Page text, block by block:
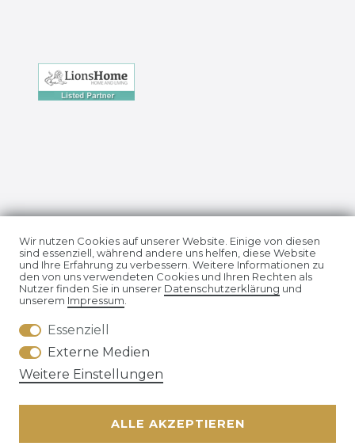
Impressum Daten­schutz­erklärung
AGB
Wir nutzen Cookies auf unserer Website. Einige von diesen
sind essenziell, während andere uns helfen, diese Website
und Ihre Erfahrung zu verbessern. Weitere Informationen zu
den von uns verwendeten Cookies und Ihren Rechten als
Nutzer finden Sie in unserer Daten­schutz­erklärung und
unserem Impressum.
Essenziell
Externe Medien
Weitere Einstellungen
ALLE AKZEPTIEREN